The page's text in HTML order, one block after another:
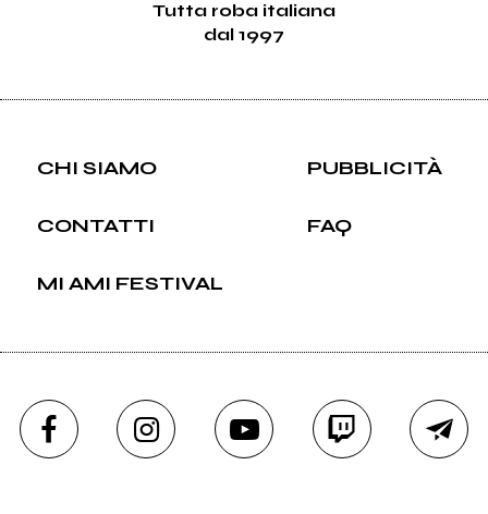
Tutta roba italiana
dal 1997
CHI SIAMO PUBBLICITÀ
CONTATTI FAQ
MI AMI FESTIVAL